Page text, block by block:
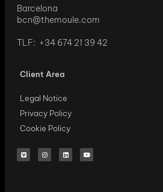
Barcelona
bcn@themoule.com
TLF: +34 674 21 39 42
Client Area
Legal Notice
Privacy Policy
Cookie Policy